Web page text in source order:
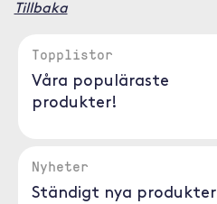
Tillbaka
Topplistor
Våra populäraste
produkter!
Nyheter
Ständigt nya produkter